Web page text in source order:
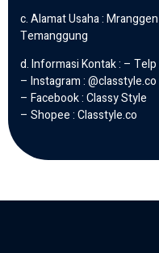
c. Alamat Usaha :
Temanggung
d. Informasi Kontak : –
– Instagram : @classtyle.co
– Facebook : Classy Style
– Shopee : Classtyle.co